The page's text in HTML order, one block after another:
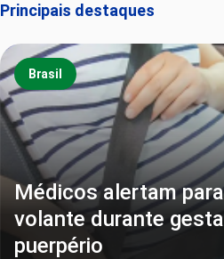
Principais destaques
Brasil
Médicos alertam
volante durante
puerpério